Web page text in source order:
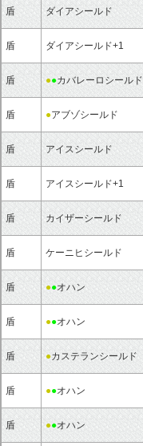
盾 ダイアシールド
盾 ダイアシールド+1
盾 ●●カバレーロシールド
盾 ●アブゾシールド
盾 アイスシールド
盾 アイスシールド+1
盾 カイザーシールド
盾 ケーニヒシールド
盾 ●●オハン
盾 ●●オハン
盾 ●カステランシールド
盾 ●●オハン
盾 ●●オハン